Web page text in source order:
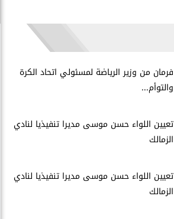
فرمان من وزير الرياضة لمسئولي اتحاد الكرة
والتوأم...
تعيين اللواء حسن موسى مديرا تنفيذيا لنادي
الزمالك
تعيين اللواء حسن موسى مديرا تنفيذيا لنادي
الزمالك